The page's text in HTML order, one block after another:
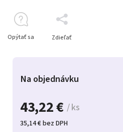
43,22 € / ks
35,14 € bez DPH
Na objednávku
Opýtať sa Zdieľať